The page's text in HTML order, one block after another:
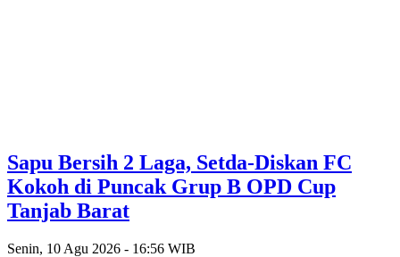
Sapu Bersih 2 Laga, Setda-Diskan FC
Kokoh di Puncak Grup B OPD Cup
Tanjab Barat
Senin, 10 Agu 2026 - 16:56 WIB